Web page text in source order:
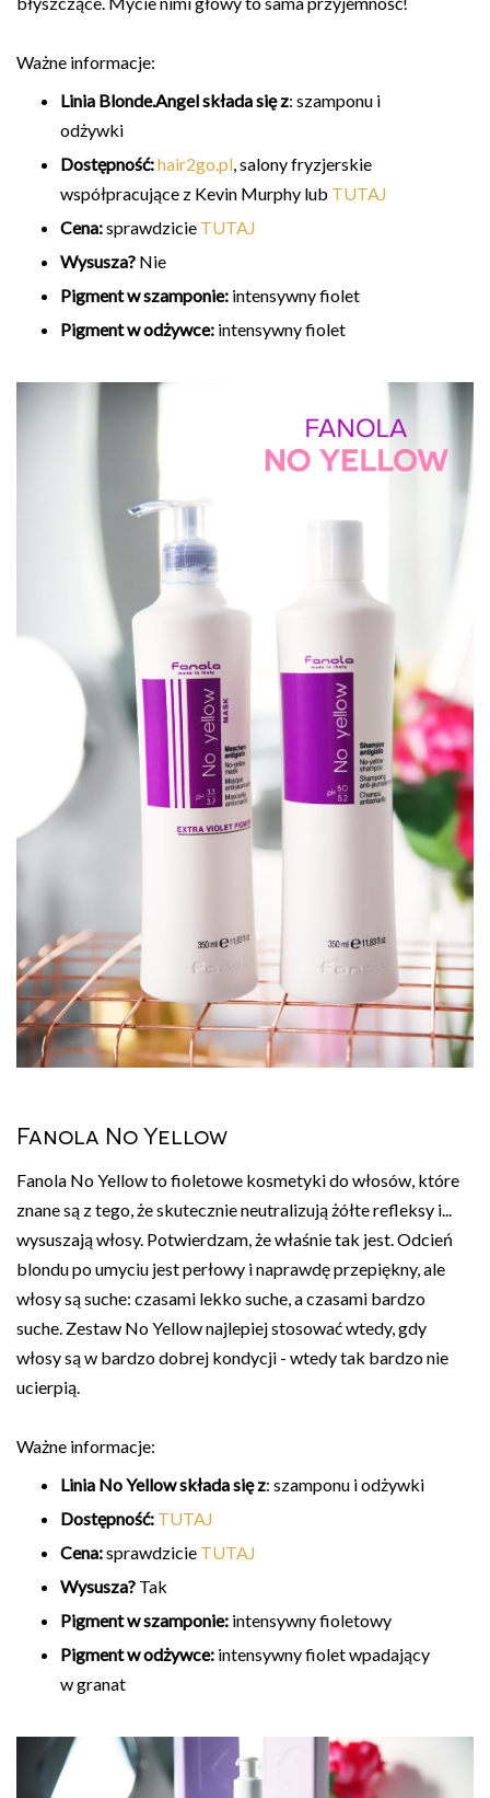
Ważne informacje:
Linia Blonde.Angel składa się z: szamponu i
odżywki
Dostępność:hair2go.pl , salony fryzjerskie
współpracujące z Kevin Murphy lub TUTAJ
Cena:sprawdzicie TUTAJ
Wysusza? Nie
Pigment w szamponie: intensywny fiolet
Pigment w odżywce: intensywny fiolet
Fanola No Yellow
Fanola No Yellow to fioletowe kosmetyki do włosów, które
znane są z tego, że skutecznie neutralizują żółte refleksy i...
wysuszają włosy. Potwierdzam, że właśnie tak jest. Odcień
blondu po umyciu jest perłowy i naprawdę przepiękny, ale
włosy są suche: czasami lekko suche, a czasami bardzo
suche. Zestaw No Yellow najlepiej stosować wtedy, gdy
włosy są w bardzo dobrej kondycji - wtedy tak bardzo nie
ucierpią.
Ważne informacje:
Linia No Yellow składa się z: szamponu i odżywki
Dostępność: TUTAJ
Cena:sprawdzicie TUTAJ
Wysusza? Tak
Pigment w szamponie: intensywny fioletowy
Pigment w odżywce: intensywny fiolet wpadający
w granat